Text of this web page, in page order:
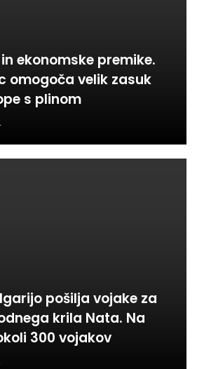
ekonomske premike.
omogoča velik zasuk
s plinom
pošilja vojake za
krila Nata. Na
300 vojakov